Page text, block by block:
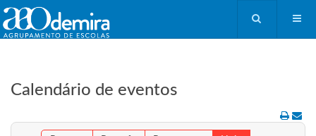
Calendário de eventos